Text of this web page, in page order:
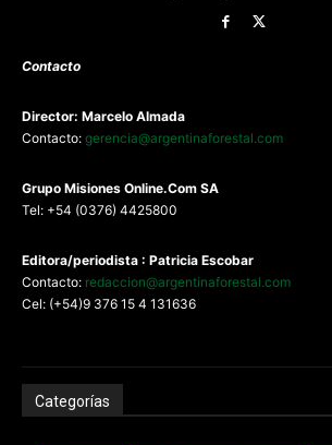
Contacto
Director: Marcelo Almada
Contacto: gerencia@argentinaforestal.com
Grupo Misiones Online.Com SA
Tel: +54 (0376) 4425800
Editora/periodista : Patricia Escobar
Contacto: redaccion@argentinaforestal.com
Cel: (+54)9 376 15 4 131636
Categorías